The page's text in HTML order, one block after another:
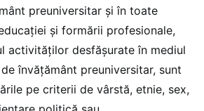
preuniversitar și în toate
și formării profesionale,
activităților desfășurate în mediul
învățământ preuniversitar, sunt
pe criterii de vârstă, etnie, sex,